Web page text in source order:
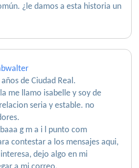
¿le damos a esta historia un
de Ciudad Real.
me llamo isabelle y soy de
seria y estable. no
g m a i l punto com
contestar a los mensajes aqui,
dejo algo en mi